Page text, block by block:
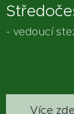
- vedoucí
Více zde